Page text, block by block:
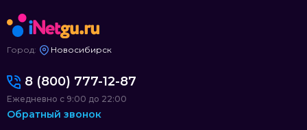
Город: Новосибирск
8 (800) 777-12-87
Ежедневно с 9:00 до 22:00
Обратный звонок